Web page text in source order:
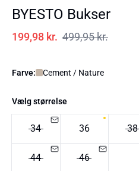
BYESTO Bukser
199,98 kr. 499,95 kr.
Farve: Cement / Nature
Vælg størrelse
34 36 38
44 46